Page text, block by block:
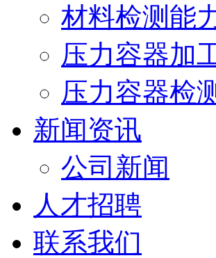
材料检测能
压力容器加
压力容器检
新闻资讯
公司新闻
人才招聘
联系我们